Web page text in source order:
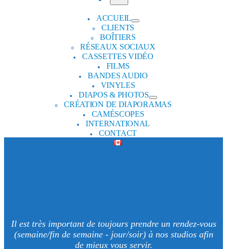
ACCUEIL
CLIENTS
BOÎTIERS
RÉSEAUX SOCIAUX
CASSETTES VIDÉO
FILMS
BANDES AUDIO
VINYLES
DIAPOS & PHOTOS
CRÉATION DE DIAPORAMAS
CAMÉSCOPES
INTERNATIONAL
CONTACT
Il est très important de toujours prendre un rendez-vous
(semaine/fin de semaine - jour/soir) à nos studios afin
de mieux vous servir.